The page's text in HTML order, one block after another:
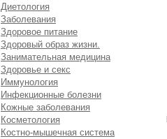
Диетология
Заболевания
Здоровое питание
Здоровый образ жизни.
Занимательная медицина
Здоровье и секс
Иммунология
Инфекционные болезни
Кожные заболевания
Косметология
Костно-мышечная система